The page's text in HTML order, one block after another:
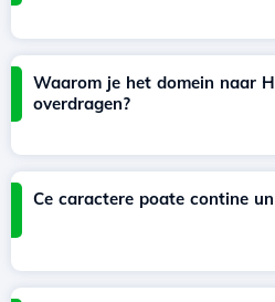
Waarom je het domein naar
overdragen?
Ce caractere poate contine